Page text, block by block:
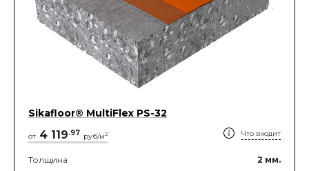
Sikafloor® MultiFlex PS-32
от 4 119.97 руб/м2 Что входит
Толщина 2 мм.